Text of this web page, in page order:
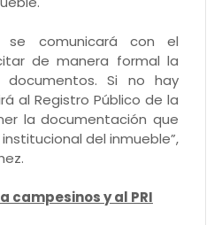
se comunicará con el
de manera formal la
Si no hay
al Registro Público de la
la documentación que
del inmueble”,
campesinos y al PRI